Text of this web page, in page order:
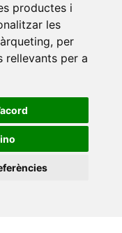
productes i
les
, per
rellevants per a
Twitter